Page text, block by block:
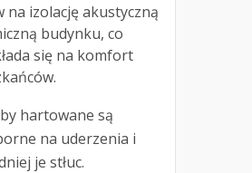
na izolację akustyczną
budynku, co
się na komfort
hartowane są
na uderzenia i
je stłuc.